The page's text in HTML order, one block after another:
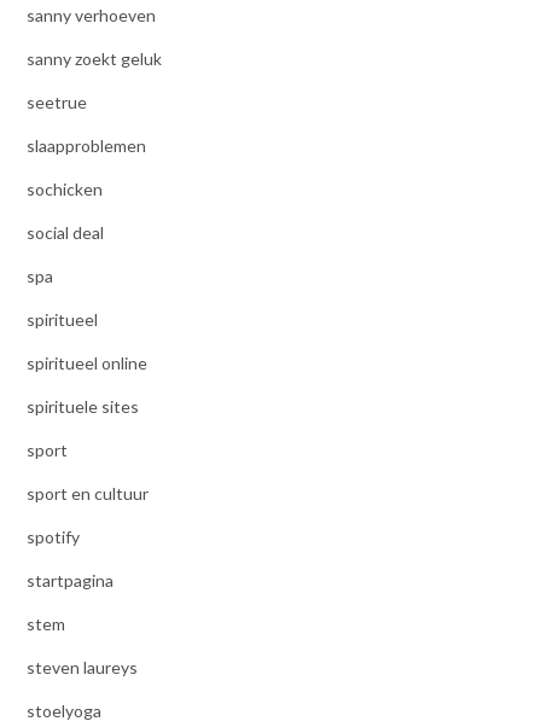
sanny verhoeven
sanny zoekt geluk
seetrue
slaapproblemen
sochicken
social deal
spa
spiritueel
spiritueel online
spirituele sites
sport
sport en cultuur
spotify
startpagina
stem
steven laureys
stoelyoga